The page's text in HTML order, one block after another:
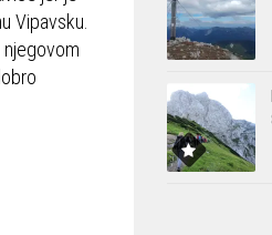
Vipavsku.